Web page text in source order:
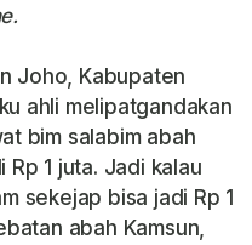
Joho, Kabupaten
ahli melipatgandakan
bim salabim abah
Rp 1 juta. Jadi kalau
sekejap bisa jadi Rp 1
abah Kamsun,